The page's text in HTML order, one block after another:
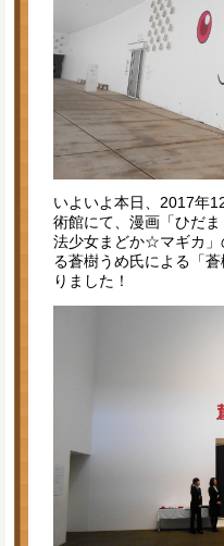
いよいよ本日、2017年
術館にて、漫画「ひだ
法少女まどか☆マギカ」
る蒼樹うめ氏による「
りました！